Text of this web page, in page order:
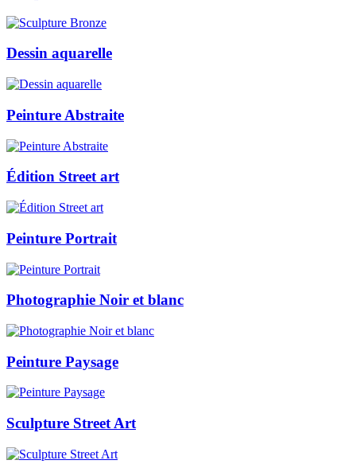
Dessin aquarelle
Peinture Abstraite
Édition Street art
Peinture Portrait
Photographie Noir et blanc
Peinture Paysage
Sculpture Street Art